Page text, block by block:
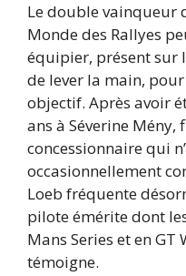
Le double vainqueur
Monde des Rallyes
équipier, présent sur
de lever la main,
objectif. Après avoir
ans à Séverine
concessionnaire qui
occasionnellement
Loeb fréquente
pilote émérite dont
Mans Series et en
témoigne.